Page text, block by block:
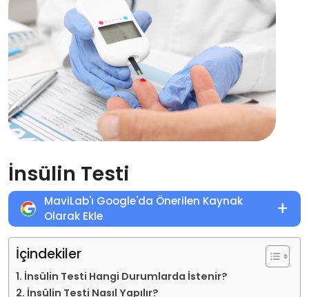
İnsülin Testi
MaviLab'ı Google'da Önerilen Kaynak
Olarak Ekle
+
İçindekiler
İnsülin Testi Hangi Durumlarda İstenir?
İnsülin Testi Nasıl Yapılır?